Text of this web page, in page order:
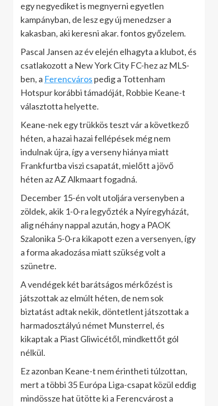
egy negyediket is megnyerni egyetlen
kampányban, de lesz egy új menedzser a
kakasban, aki keresni akar. fontos győzelem.
Pascal Jansen az év elején elhagyta a klubot, és
csatlakozott a New York City FC-hez az MLS-
ben, a Ferencváros pedig a Tottenham
Hotspur korábbi támadóját, Robbie Keane-t
választotta helyette.
Keane-nek egy trükkös teszt vár a következő
héten, a hazai hazai fellépések még nem
indulnak újra, így a verseny hiánya miatt
Frankfurtba viszi csapatát, mielőtt a jövő
héten az AZ Alkmaart fogadná.
December 15-én volt utoljára versenyben a
zöldek, akik 1-0-ra legyőzték a Nyíregyházát,
alig néhány nappal azután, hogy a PAOK
Szalonika 5-0-ra kikapott ezen a versenyen, így
a forma akadozása miatt szükség volt a
szünetre.
A vendégek két barátságos mérkőzést is
játszottak az elmúlt héten, de nem sok
biztatást adtak nekik, döntetlent játszottak a
harmadosztályú német Munsterrel, és
kikaptak a Piast Gliwicétől, mindkettőt gól
nélkül.
Ez azonban Keane-t nem érintheti túlzottan,
mert a többi 35 Európa Liga-csapat közül eddig
mindössze hat ütötte ki a Ferencvárost a